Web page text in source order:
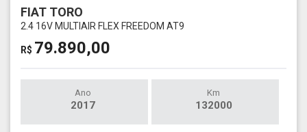
FIAT TORO
2.4 16V MULTIAIR FLEX FREEDOM AT9
R$ 79.890,00
Ano
2017
Km
132000